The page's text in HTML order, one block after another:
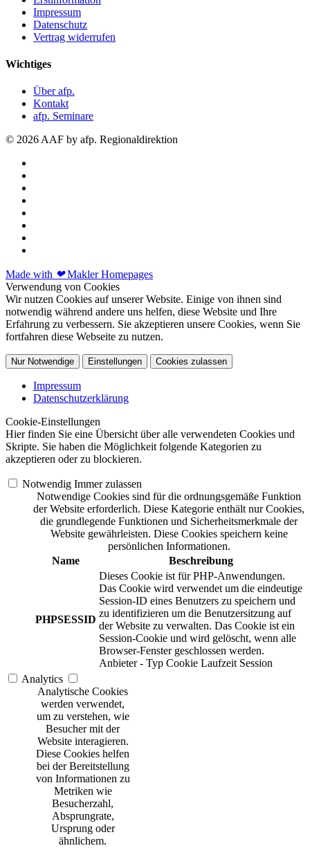
Impressum
Datenschutz
Vertrag widerrufen
Wichtiges
Über afp.
Kontakt
afp. Seminare
© 2026 AAF by afp. Regionaldirektion
Made with ❤Makler Homepages
Verwendung von Cookies
Wir nutzen Cookies auf unserer Website. Einige von ihnen sind
notwendig während andere uns helfen, diese Website und Ihre
Erfahrung zu verbessern. Sie akzeptieren unsere Cookies, wenn Sie
fortfahren diese Webseite zu nutzen.
Nur Notwendige Einstellungen Cookies zulassen
Impressum
Datenschutzerklärung
Cookie-Einstellungen
Hier finden Sie eine Übersicht über alle verwendeten Cookies und
Skripte. Sie haben die Möglichkeit folgende Kategorien zu
akzeptieren oder zu blockieren.
Notwendig Immer zulassen
Notwendige Cookies sind für die ordnungsgemäße Funktion
der Website erforderlich. Diese Kategorie enthält nur Cookies,
die grundlegende Funktionen und Sicherheitsmerkmale der
Website gewährleisten. Diese Cookies speichern keine
persönlichen Informationen.
Name
Beschreibung
PHPSESSID
Dieses Cookie ist für PHP-Anwendungen.
Das Cookie wird verwendet um die eindeutige
Session-ID eines Benutzers zu speichern und
zu identifizieren um die Benutzersitzung auf
der Website zu verwalten. Das Cookie ist ein
Session-Cookie und wird gelöscht, wenn alle
Browser-Fenster geschlossen werden.
Anbieter - Typ Cookie Laufzeit Session
Analytics
Analytische Cookies
werden verwendet,
um zu verstehen, wie
Besucher mit der
Website interagieren.
Diese Cookies helfen
bei der Bereitstellung
von Informationen zu
Metriken wie
Besucherzahl,
Absprungrate,
Ursprung oder
ähnlichem.